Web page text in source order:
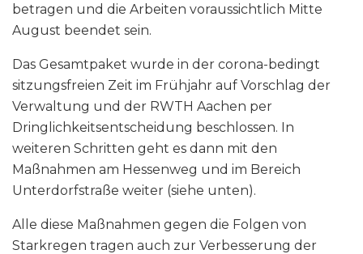
betragen und die Arbeiten voraussichtlich Mitte
August beendet sein.
Das Gesamtpaket wurde in der corona-bedingt
sitzungsfreien Zeit im Frühjahr auf Vorschlag der
Verwaltung und der RWTH Aachen per
Dringlichkeitsentscheidung beschlossen. In
weiteren Schritten geht es dann mit den
Maßnahmen am Hessenweg und im Bereich
Unterdorfstraße weiter (siehe unten).
Alle diese Maßnahmen gegen die Folgen von
Starkregen tragen auch zur Verbesserung der